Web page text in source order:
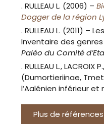
. RULLEAU L. (2006) –
Dogger de la région
. RULLEAU L. (2011)
Inventaire des
Paléo du Comité
. RULLEAU L.,
(Dumortieriinae,
l’Aalénien inférieur et
Plus de références